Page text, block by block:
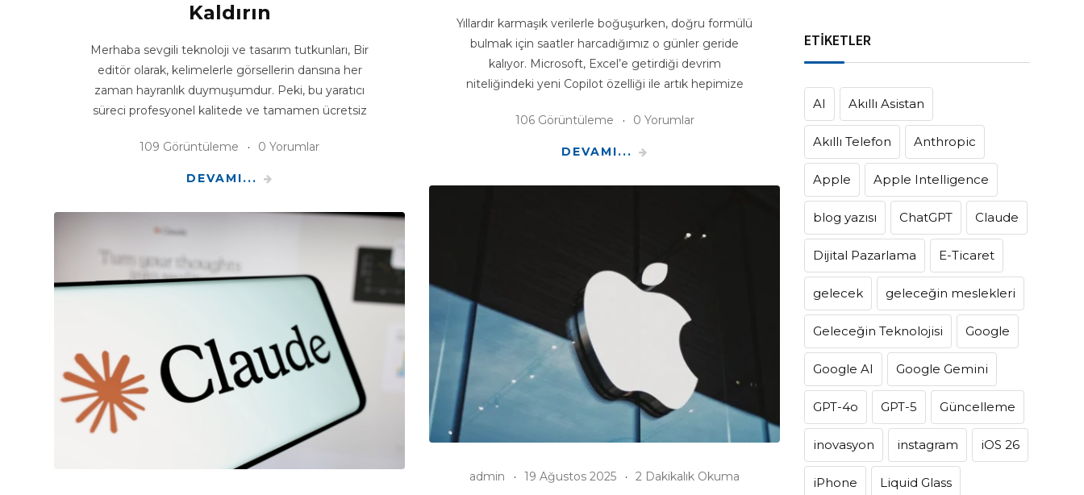
Yıllardır karmaşık verilerle boğuşurken, doğru formülü
bulmak için saatler harcadığımız o günler geride
kalıyor. Microsoft, Excel’e getirdiği devrim
niteliğindeki yeni Copilot özelliği ile artık hepimize
106 Görüntüleme 0 Yorumlar
DEVAMI...
Kaldırın
Merhaba sevgili teknoloji ve tasarım tutkunları, Bir
editör olarak, kelimelerle görsellerin dansına her
zaman hayranlık duymuşumdur. Peki, bu yaratıcı
süreci profesyonel kalitede ve tamamen ücretsiz
109 Görüntüleme 0 Yorumlar
DEVAMI...
admin 19 Ağustos 2025 2 Dakikalık Okuma
ETİKETLER
AI Akıllı Asistan
Akıllı Telefon Anthropic
Apple Apple Intelligence
blog yazısı ChatGPT Claude
Dijital Pazarlama E-Ticaret
gelecek geleceğin meslekleri
Geleceğin Teknolojisi Google
Google AI Google Gemini
GPT-4o GPT-5 Güncelleme
inovasyon instagram iOS 26
iPhone Liquid Glass